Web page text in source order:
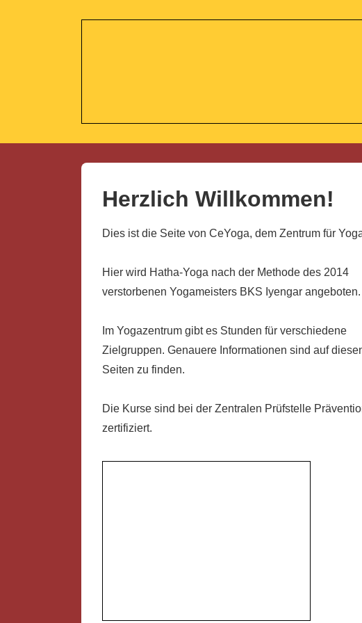
Herzlich Willkommen!
Dies ist die Seite von CeYoga, dem Zentrum für
Hier wird Hatha-Yoga nach der Methode des 2014
verstorbenen Yogameisters BKS Iyengar angeboten.
Im Yogazentrum gibt es Stunden für verschiedene
Zielgruppen. Genauere Informationen sind auf
Seiten zu finden.
Die Kurse sind bei der Zentralen Prüfstelle
zertifiziert.